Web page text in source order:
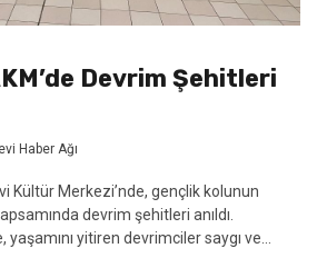
Devrim Şehitleri
Haber Ağı
Kültür Merkezi’nde, gençlik kolunun
devrim şehitleri anıldı.
yitiren devrimciler saygı ve...